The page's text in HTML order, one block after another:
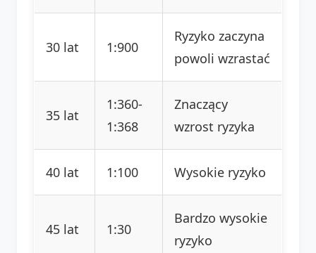
30 lat 1:900
Ryzyko zaczyna
powoli wzrastać
35 lat
1:360-
1:368
Znaczący
wzrost ryzyka
40 lat 1:100 Wysokie ryzyko
45 lat 1:30
Bardzo wysokie
ryzyko